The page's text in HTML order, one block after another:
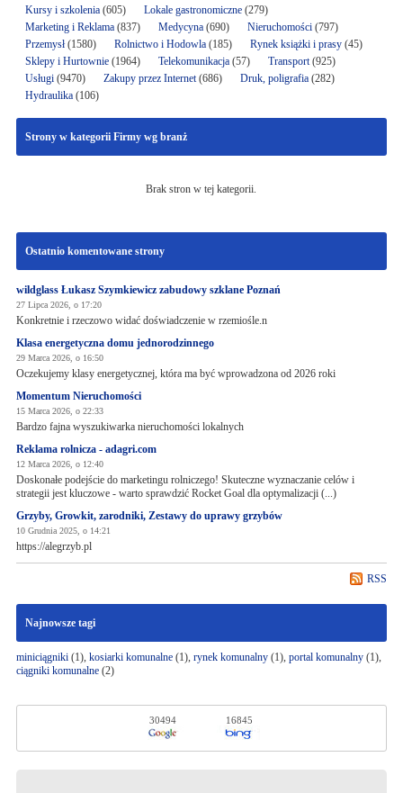
Kursy i szkolenia(605) Lokale gastronomiczne(279)
Marketing i Reklama(837) Medycyna(690) Nieruchomości(797)
Przemysł(1580) Rolnictwo i Hodowla(185) Rynek książki i prasy(45)
Sklepy i Hurtownie(1964) Telekomunikacja(57) Transport(925)
Usługi(9470) Zakupy przez Internet(686) Druk, poligrafia(282)
Hydraulika(106)
Strony w kategorii Firmy wg branż
Brak stron w tej kategorii.
Ostatnio komentowane strony
wildglass Łukasz Szymkiewicz zabudowy szklane Poznań
27 Lipca 2026, o 17:20
Konkretnie i rzeczowo widać doświadczenie w rzemiośle.n
Klasa energetyczna domu jednorodzinnego
29 Marca 2026, o 16:50
Oczekujemy klasy energetycznej, która ma być wprowadzona od 2026 roki
Momentum Nieruchomości
15 Marca 2026, o 22:33
Bardzo fajna wyszukiwarka nieruchomości lokalnych
Reklama rolnicza - adagri.com
12 Marca 2026, o 12:40
Doskonałe podejście do marketingu rolniczego! Skuteczne wyznaczanie celów i
strategii jest kluczowe - warto sprawdzić Rocket Goal dla optymalizacji (...)
Grzyby, Growkit, zarodniki, Zestawy do uprawy grzybów
10 Grudnia 2025, o 14:21
https://alegrzyb.pl
RSS
Najnowsze tagi
miniciągniki(1), kosiarki komunalne(1), rynek komunalny(1), portal komunalny(1),
ciągniki komunalne(2)
30494 16845